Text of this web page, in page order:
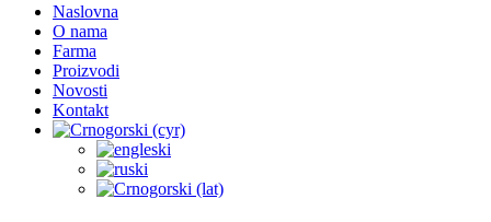
Naslovna
O nama
Farma
Proizvodi
Novosti
Kontakt